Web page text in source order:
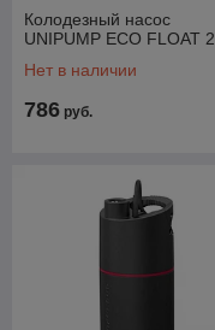
Колодезный насос
UNIPUMP ECO FLOAT 2
Нет в наличии
786 руб.